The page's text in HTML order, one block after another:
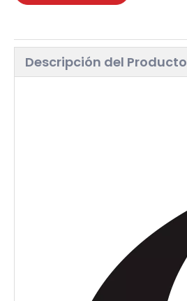
Descripción del Producto